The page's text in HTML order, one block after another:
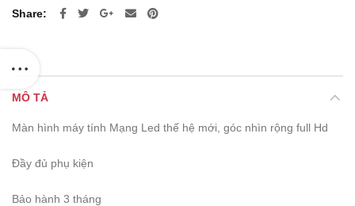
Share
MÔ TẢ
Màn hình máy tính Mạng Led thế hệ mới, góc nhìn rộng full Hd
Đầy đủ phụ kiện
Bảo hành 3 tháng